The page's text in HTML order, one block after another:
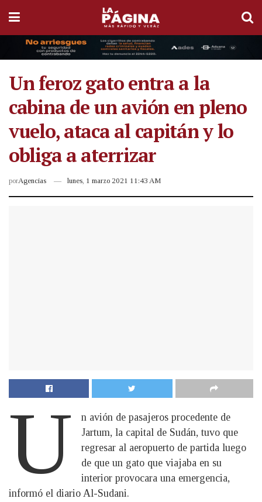
Un feroz gato entra a la
cabina de un avión en pleno
vuelo, ataca al capitán y lo
obliga a aterrizar
porAgencias lunes, 1 marzo 2021 11:43 AM
U
n avión de pasajeros procedente de
Jartum, la capital de Sudán, tuvo que
regresar al aeropuerto de partida luego
de que un gato que viajaba en su
interior provocara una emergencia,
informó el diario Al-Sudani.